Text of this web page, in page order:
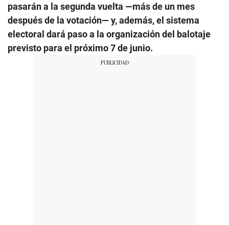
pasarán a la segunda vuelta —más de un mes
después de la votación— y, además, el sistema
electoral dará paso a la organización del balotaje
previsto para el próximo 7 de junio.